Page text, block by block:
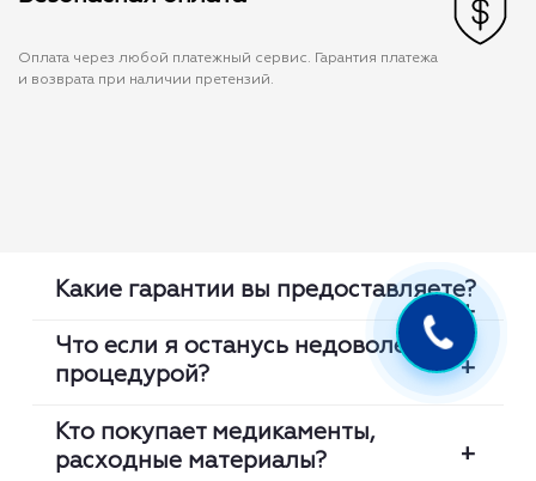
Оплата через любой платежный сервис. Гарантия платежа
и возврата при наличии претензий.
Какие гарантии вы предоставляете?
сертификат, оригинальность диплома,
клинический опыт. Мы гарантируем что
Что если я останусь недоволен
процедурой?
Кто покупает медикаменты,
расходные материалы?